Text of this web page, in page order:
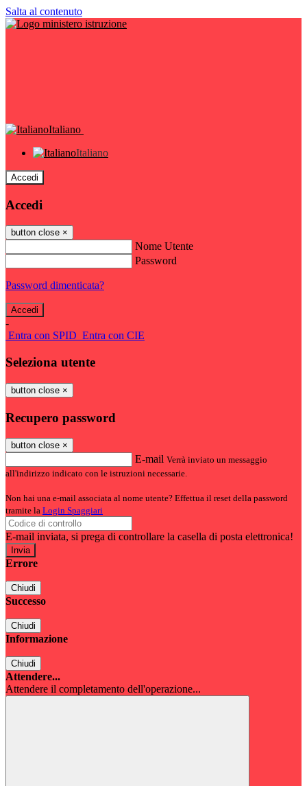
Salta al contenuto
Italiano
Italiano
Accedi
Accedi
button close ×
Nome Utente
Password
Password dimenticata?
-
Entra con SPID Entra con CIE
Seleziona utente
button close ×
Recupero password
button close ×
E-mail Verrà inviato un messaggio
all'indirizzo indicato con le istruzioni necessarie.
Non hai una e-mail associata al nome utente? Effettua il reset della password
tramite la Login Spaggiari
E-mail inviata, si prega di controllare la casella di posta elettronica!
Errore
Chiudi
Successo
Chiudi
Informazione
Chiudi
Attendere...
Attendere il completamento dell'operazione...